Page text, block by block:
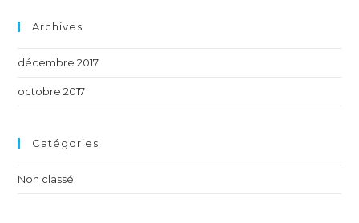
Archives
décembre 2017
octobre 2017
Catégories
Non classé